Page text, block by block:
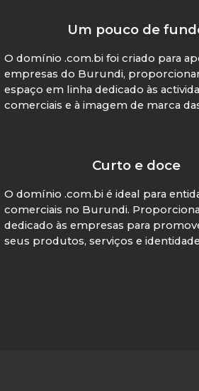
Um pouco de
O domínio .com.bi foi criado para
empresas do Burundi,
espaço em linha dedicado às
comerciais e à imagem de marca
Curto e doce
O domínio .com.bi é ideal para
comerciais no Burundi.
dedicado às empresas para
seus produtos, serviços e